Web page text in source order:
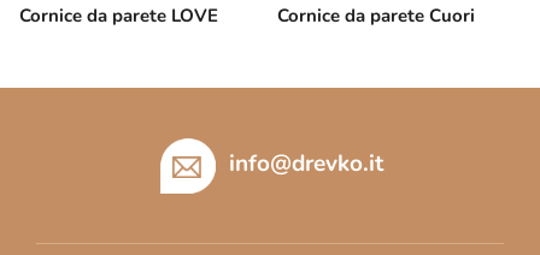
Cornice da parete LOVE Cornice da parete Cuori
info@drevko.it